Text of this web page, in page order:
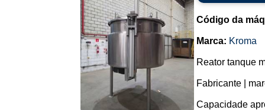
Código da
Marca: Kroma
Reator tanque
Fabricante |
Capacidade